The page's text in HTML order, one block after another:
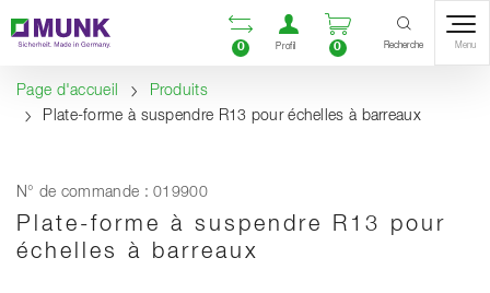
Contenu
Sommaire
Navigation Ouvrir la liste
0
Ouvrir un compte
Profil
Ouvrir le
0 Recherche Menu
Page d'accueil
Produits
Plate-forme à suspendre R13 pour échelles à barreaux
N° de commande : 019900
Plate-forme à suspendre R13 pour
échelles à barreaux